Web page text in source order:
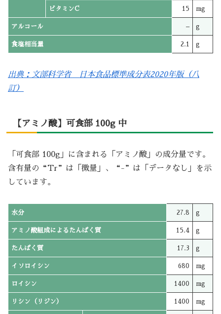
ビタミンC 15 mg
アルコール – g
食塩相当量 2.1 g
出典：文部科学省 日本食品標準成分表2020年版（八
訂）
【アミノ酸】可食部 100g 中
「可食部 100g」に含まれる「アミノ酸」の成分量です。
含有量の“Tr”は「微量」、“-”は「データなし」を示
しています。
水分 27.8 g
アミノ酸組成によるたんぱく質 15.4 g
たんぱく質 17.3 g
イソロイシン 680 mg
ロイシン 1400 mg
リシン（リジン） 1400 mg